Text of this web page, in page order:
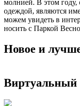
молнией. В этом году,
одеждой, являются
можем увидеть в
носить с Паркой
Новое и
Виртуальный